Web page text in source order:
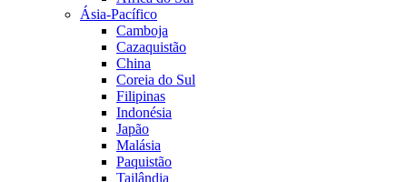
Ásia-Pacífico
Camboja
Cazaquistão
China
Coreia do Sul
Filipinas
Indonésia
Japão
Malásia
Paquistão
Tailândia